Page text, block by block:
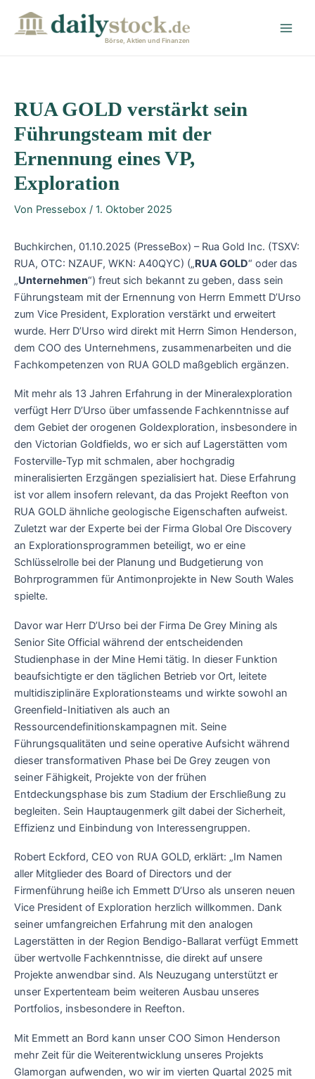
Börse, Aktien und Finanzen
RUA GOLD verstärkt sein
Führungsteam mit der
Ernennung eines VP,
Exploration
Von Pressebox / 1. Oktober 2025
Buchkirchen, 01.10.2025 (PresseBox) – Rua Gold Inc. (TSXV:
RUA, OTC: NZAUF, WKN: A40QYC) („RUA GOLD“ oder das
„Unternehmen“) freut sich bekannt zu geben, dass sein
Führungsteam mit der Ernennung von Herrn Emmett D’Urso
zum Vice President, Exploration verstärkt und erweitert
wurde. Herr D’Urso wird direkt mit Herrn Simon Henderson,
dem COO des Unternehmens, zusammenarbeiten und die
Fachkompetenzen von RUA GOLD maßgeblich ergänzen.
Mit mehr als 13 Jahren Erfahrung in der Mineralexploration
verfügt Herr D’Urso über umfassende Fachkenntnisse auf
dem Gebiet der orogenen Goldexploration, insbesondere in
den Victorian Goldfields, wo er sich auf Lagerstätten vom
Fosterville-Typ mit schmalen, aber hochgradig
mineralisierten Erzgängen spezialisiert hat. Diese Erfahrung
ist vor allem insofern relevant, da das Projekt Reefton von
RUA GOLD ähnliche geologische Eigenschaften aufweist.
Zuletzt war der Experte bei der Firma Global Ore Discovery
an Explorationsprogrammen beteiligt, wo er eine
Schlüsselrolle bei der Planung und Budgetierung von
Bohrprogrammen für Antimonprojekte in New South Wales
spielte.
Davor war Herr D’Urso bei der Firma De Grey Mining als
Senior Site Official während der entscheidenden
Studienphase in der Mine Hemi tätig. In dieser Funktion
beaufsichtigte er den täglichen Betrieb vor Ort, leitete
multidisziplinäre Explorationsteams und wirkte sowohl an
Greenfield-Initiativen als auch an
Ressourcendefinitionskampagnen mit. Seine
Führungsqualitäten und seine operative Aufsicht während
dieser transformativen Phase bei De Grey zeugen von
seiner Fähigkeit, Projekte von der frühen
Entdeckungsphase bis zum Stadium der Erschließung zu
begleiten. Sein Hauptaugenmerk gilt dabei der Sicherheit,
Effizienz und Einbindung von Interessengruppen.
Robert Eckford, CEO von RUA GOLD, erklärt: „Im Namen
aller Mitglieder des Board of Directors und der
Firmenführung heiße ich Emmett D’Urso als unseren neuen
Vice President of Exploration herzlich willkommen. Dank
seiner umfangreichen Erfahrung mit den analogen
Lagerstätten in der Region Bendigo-Ballarat verfügt Emmett
über wertvolle Fachkenntnisse, die direkt auf unsere
Projekte anwendbar sind. Als Neuzugang unterstützt er
unser Expertenteam beim weiteren Ausbau unseres
Portfolios, insbesondere in Reefton.
Mit Emmett an Bord kann unser COO Simon Henderson
mehr Zeit für die Weiterentwicklung unseres Projekts
Glamorgan aufwenden, wo wir im vierten Quartal 2025 mit